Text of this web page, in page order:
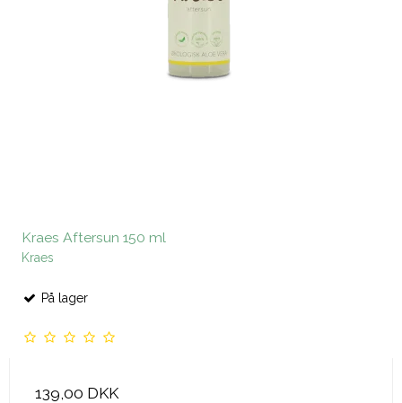
Kraes Aftersun 150 ml
Kraes
På lager
139,00 DKK